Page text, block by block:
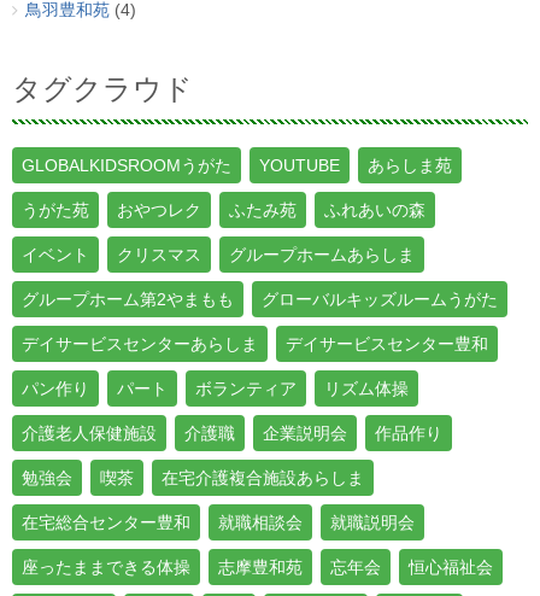
鳥羽豊和苑 (4)
タグクラウド
GLOBALKIDSROOMうがた YOUTUBE あらしま苑
うがた苑 おやつレク ふたみ苑 ふれあいの森
イベント クリスマス グループホームあらしま
グループホーム第2やまもも グローバルキッズルームうがた
デイサービスセンターあらしま デイサービスセンター豊和
パン作り パート ボランティア リズム体操
介護老人保健施設 介護職 企業説明会 作品作り
勉強会 喫茶 在宅介護複合施設あらしま
在宅総合センター豊和 就職相談会 就職説明会
座ったままできる体操 志摩豊和苑 忘年会 恒心福祉会